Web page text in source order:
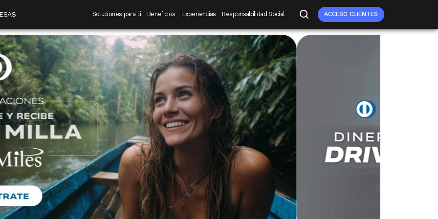
Navegación principal
Soluciones para ti Beneficios Experiencias Responsabilidad Social ACCESO CLIENTES